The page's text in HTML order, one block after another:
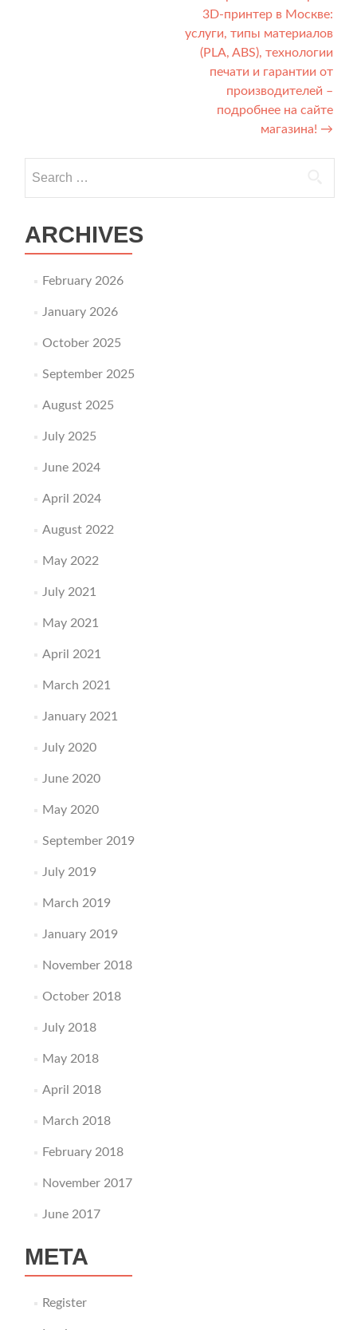
3D-принтер в Москве:
услуги, типы материалов
(PLA, ABS), технологии
печати и гарантии от
производителей –
подробнее на сайте
магазина! →
ARCHIVES
February 2026
January 2026
October 2025
September 2025
August 2025
July 2025
June 2024
April 2024
August 2022
May 2022
July 2021
May 2021
April 2021
March 2021
January 2021
July 2020
June 2020
May 2020
September 2019
July 2019
March 2019
January 2019
November 2018
October 2018
July 2018
May 2018
April 2018
March 2018
February 2018
November 2017
June 2017
META
Register